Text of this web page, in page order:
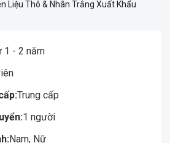
Liệu Thô & Nhân Trắng Xuất Khẩu
1 - 2 năm
Trung cấp
1 người
Nam, Nữ